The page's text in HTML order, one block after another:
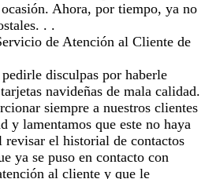
Ahora, por tiempo, ya no
. .
de Atención al Cliente de
disculpas por haberle
navideñas de mala calidad.
siempre a nuestros clientes
y lamentamos que este no haya
revisar el historial de contactos
ya se puso en contacto con
al cliente y que le